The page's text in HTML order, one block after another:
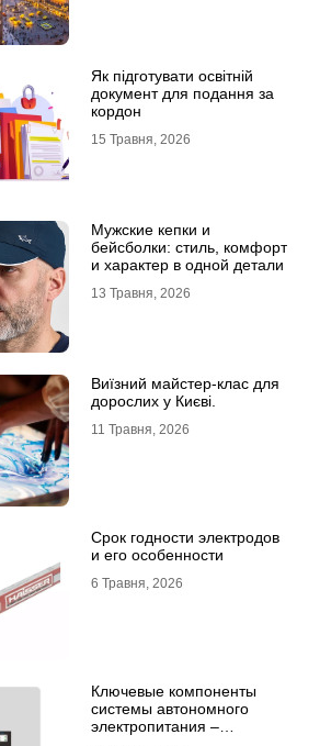
Як підготувати освітній
документ для подання за
кордон
15 Травня, 2026
Мужские кепки и
бейсболки: стиль, комфорт
и характер в одной детали
13 Травня, 2026
Виїзний майстер-клас для
дорослих у Києві.
11 Травня, 2026
Срок годности электродов
и его особенности
6 Травня, 2026
Ключевые компоненты
системы автономного
электропитания –